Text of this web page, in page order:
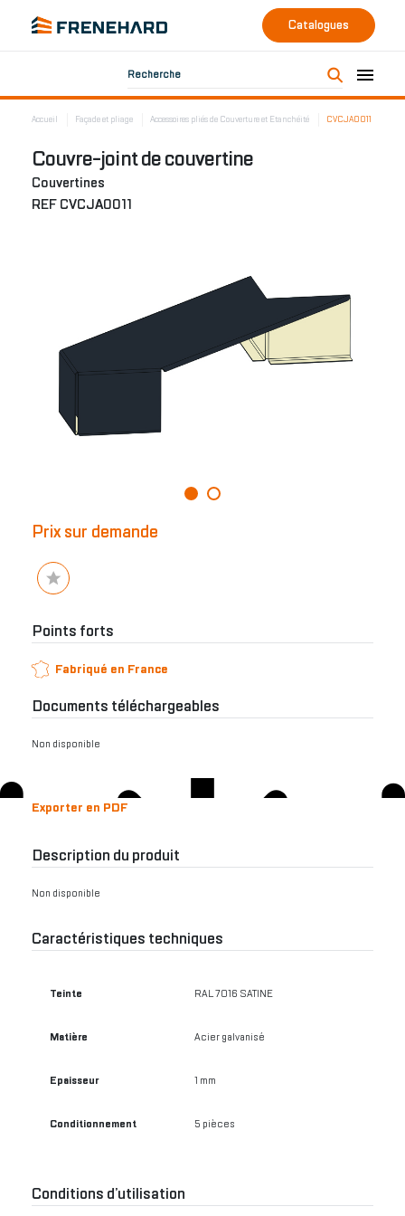
Recherche
Catalogues
Accueil Façade et pliage Accessoires pliés de Couverture et Etanchéité CVCJA0011
Couvre-joint de couvertine
Couvertines
REF CVCJA0011
Prix sur demande
Points forts
Fabriqué en France
Documents téléchargeables
Non disponible
Exporter en PDF
Description du produit
Non disponible
Caractéristiques techniques
Teinte RAL 7016 SATINE
Matière Acier galvanisé
Epaisseur 1 mm
Conditionnement 5 pièces
Conditions d’utilisation